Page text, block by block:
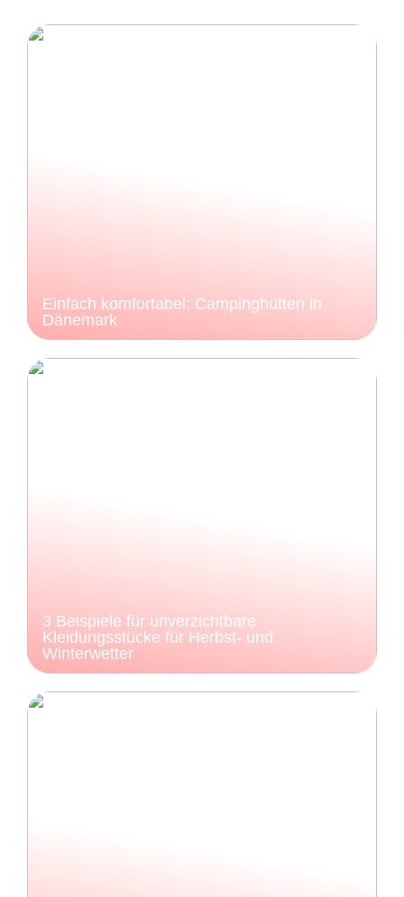
Einfach komfortabel: Campinghütten in
Dänemark
3 Beispiele für unverzichtbare
Kleidungsstücke für Herbst- und
Winterwetter